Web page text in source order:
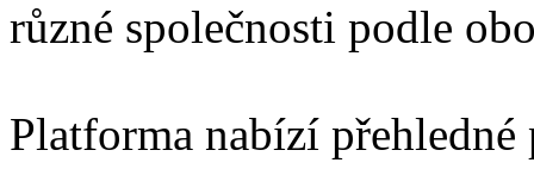
různé společnosti podle
Platforma nabízí